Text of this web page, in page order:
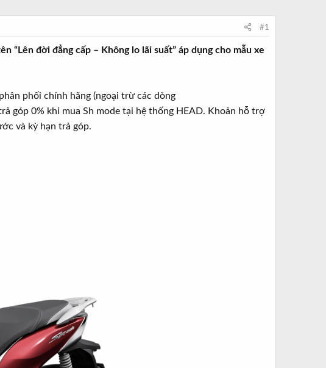
#1
“Lên đời đẳng cấp – Không lo lãi suất” áp dụng cho mẫu xe
phối chính hãng (ngoại trừ các dòng
góp 0% khi mua Sh mode tại hệ thống HEAD. Khoản hỗ trợ
và kỳ hạn trả góp.